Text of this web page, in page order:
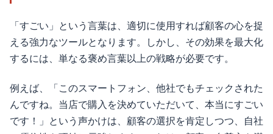
「すごい」という言葉は、適切に使用すれば顧客の心を捉
える強力なツールとなります。しかし、その効果を最大化
するには、単なる褒め言葉以上の戦略が必要です。
例えば、「このスマートフォン、他社でもチェックされた
んですね。当店で購入を決めていただいて、本当にすごい
です！」という声かけは、顧客の選択を肯定しつつ、自社